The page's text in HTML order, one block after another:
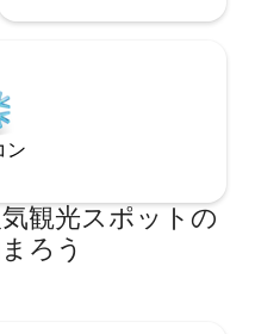
ン
観光スポットの
ろう